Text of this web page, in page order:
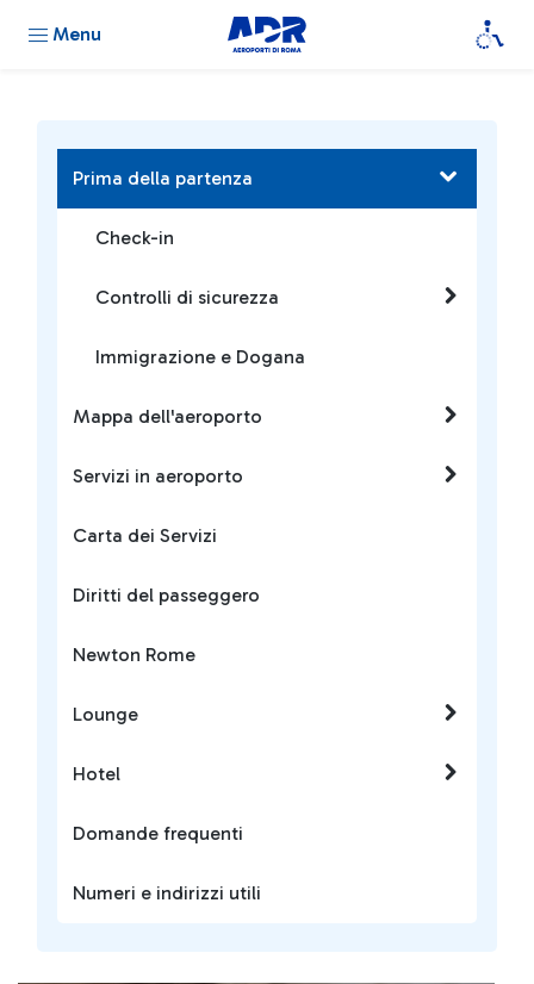
Menu
Prima della partenza
Check-in
Controlli di sicurezza
Immigrazione e Dogana
Mappa dell'aeroporto
Servizi in aeroporto
Carta dei Servizi
Diritti del passeggero
Newton Rome
Lounge
Hotel
Domande frequenti
Numeri e indirizzi utili